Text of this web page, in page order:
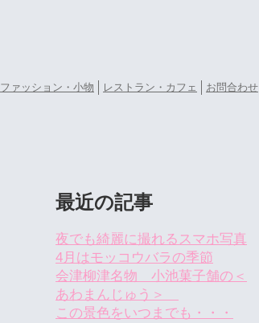
ファッション・小物 レストラン・カフェ お問合わせ
最近の記事
夜でも綺麗に撮れるスマホ写真
4月はモッコウバラの季節
会津柳津名物 小池菓子舗の＜
あわまんじゅう＞
この景色をいつまでも・・・